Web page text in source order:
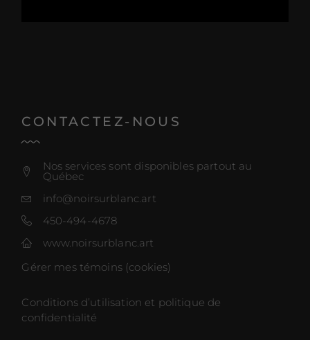
CONTACTEZ-NOUS
Nos services sont disponibles partout au
Québec
info@noirsurblanc.art
450-494-4678
www.noirsurblanc.art
Gérer mes témoins (cookies)
Conditions d’utilisation et politique de
confidentialité